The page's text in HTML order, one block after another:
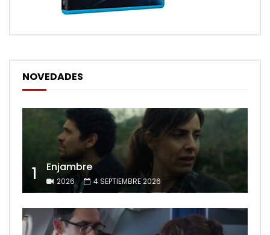
NOVEDADES
1 Enjambre
2026 4 SEPTIEMBRE 2026